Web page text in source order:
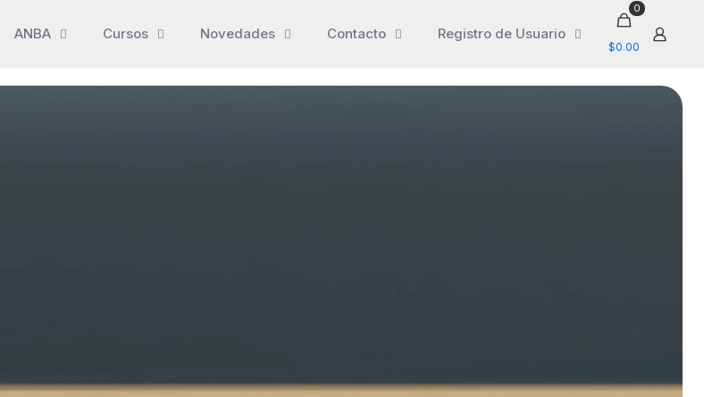
ANBA Cursos Novedades Contacto Registro de Usuario
0
$0.00